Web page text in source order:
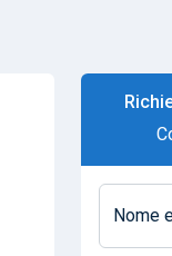
Nome